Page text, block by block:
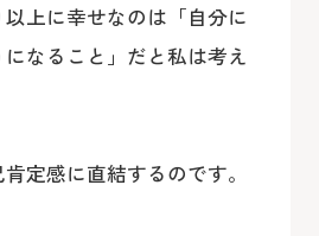
上に幸せなのは「自分に
なること」だと私は考え
定感に直結するのです。